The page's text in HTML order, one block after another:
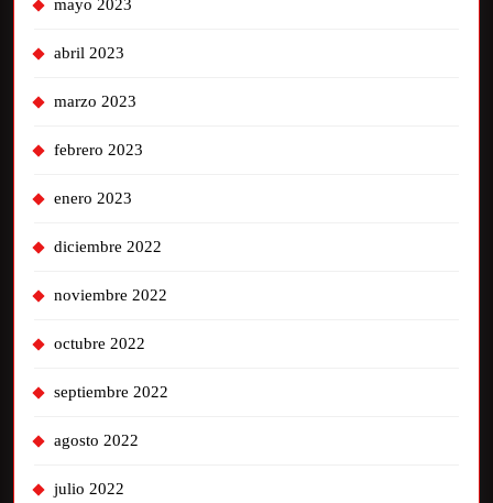
mayo 2023
abril 2023
marzo 2023
febrero 2023
enero 2023
diciembre 2022
noviembre 2022
octubre 2022
septiembre 2022
agosto 2022
julio 2022